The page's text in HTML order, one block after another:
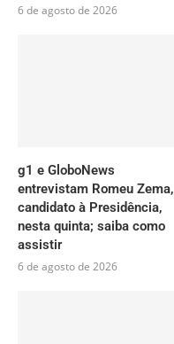
6 de agosto de 2026
g1 e GloboNews
entrevistam Romeu Zema,
candidato à Presidência,
nesta quinta; saiba como
assistir
6 de agosto de 2026